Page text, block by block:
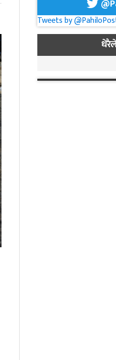
Tweets by